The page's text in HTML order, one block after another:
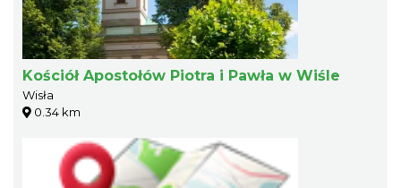
Kościół Apostołów Piotra i Pawła w Wiśle
Wisła
0.34 km